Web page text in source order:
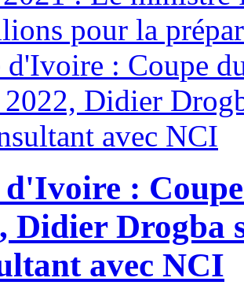
pour la
d'Ivoire :
Didier Drogba
avec NCI